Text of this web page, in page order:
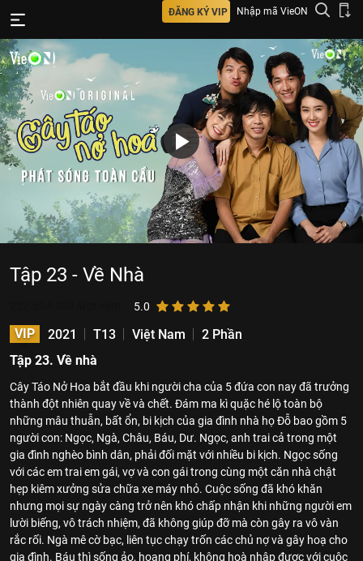
ĐĂNG KÝ VIP Nhập mã VieON
Tập 23 - Về Nhà
5.0
VIP 2021 T13 Việt Nam
2 Phần
Tập 23. Về nhà
Cây Táo Nở Hoa bắt đầu khi người cha của 5 đứa con nay đã trưởng
thành đột nhiên quay về và chết. Đám ma kì quặc hé lộ toàn bộ
những mâu thuẫn, bất ổn, bi kịch của gia đình nhà họ Đỗ bao gồm 5
người con: Ngọc, Ngà, Châu, Báu, Dư. Ngọc, anh trai cả trong một
gia đình nghèo bình dân, phải đối mặt với nhiều bi kịch. Ngọc sống
với các em trai em gái, vợ và con gái trong cùng một căn nhà chật
hẹp kiêm xưởng sửa chữa xe máy nhỏ. Cuộc sống đã khó khăn
nhưng mọi sự ngày càng trở nên khó chấp nhận khi những người em
lười biếng, vô trách nhiệm, đã không giúp đỡ mà còn gây ra vô vàn
rắc rối. Ngà mê cờ bạc, liên tục chạy trốn các chủ nợ và gây hoạ cho
gia đình. Báu thì sống ảo, hoang phí, không hoà nhập được với cuộc